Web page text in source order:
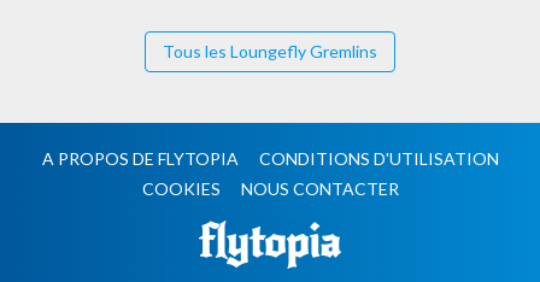
Tous les Loungefly Gremlins
A PROPOS DE FLYTOPIA
CONDITIONS D'UTILISATION
COOKIES
NOUS CONTACTER